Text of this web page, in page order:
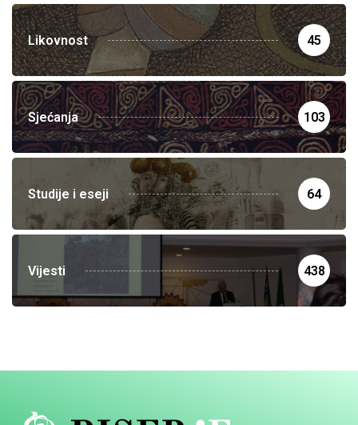
Likovnost 45
Sjećanja 103
Studije i eseji 64
Vijesti 438